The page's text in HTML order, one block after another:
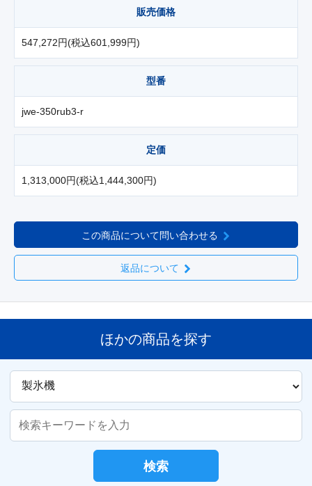
販売価格
547,272円(税込601,999円)
型番
jwe-350rub3-r
定価
1,313,000円(税込1,444,300円)
この商品について問い合わせる
返品について
ほかの商品を探す
検索